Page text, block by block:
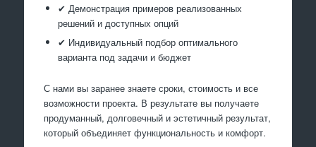
✔ Демонстрация примеров реализованных
решений и доступных опций
✔ Индивидуальный подбор оптимального
варианта под задачи и бюджет
С нами вы заранее знаете сроки, стоимость и все
возможности проекта. В результате вы получаете
продуманный, долговечный и эстетичный результат,
который объединяет функциональность и комфорт.